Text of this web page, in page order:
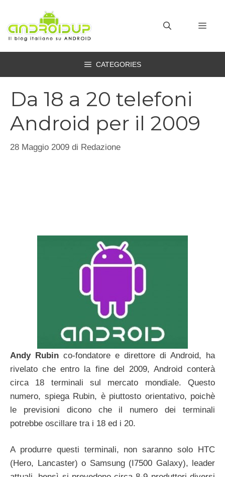
contenuto
CATEGORIES
Da 18 a 20 telefoni
Android per il 2009
28 Maggio 2009 di Redazione
Andy Rubin co-fondatore e direttore di Android, ha
rivelato che entro la fine del 2009, Android conterà
circa 18 terminali sul mercato mondiale. Questo
numero, spiega Rubin, è piuttosto orientativo, poichè
le previsioni dicono che il numero dei terminali
potrebbe oscillare tra i 18 ed i 20.
A produrre questi terminali, non saranno solo HTC
(Hero, Lancaster) o Samsung (I7500 Galaxy), leader